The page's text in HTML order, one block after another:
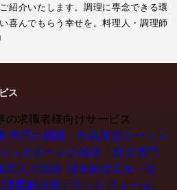
紹介いたします。調理に専念できる環
喜んでもらう幸せを。料理人・調理師
ス
の求職者様向けサービス
専門の就職・転職支援サービス
ガポールの宿泊・飲食専門
館人力銀行 日本旅館工作 - 日
題解決型プラットフォーム